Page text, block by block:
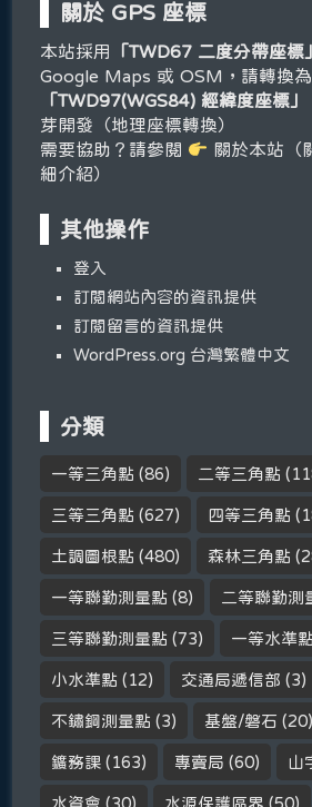
關於 GPS 座標
本站採用 「TWD67 二度分帶座標
Google Maps 或 OSM，請轉換為
「TWD97(WGS84) 經緯度座標」
芽開發（地理座標轉換）
需要協助？請參閱
關於本站（
細介紹）
其他操作
登入
訂閱網站內容的資訊提供
訂閱留言的資訊提供
WordPress.org 台灣繁體中文
分類
一等三角點 (86) 二等三角點
三等三角點 (627) 四等三角點
土調圖根點 (480) 森林三角點
一等聯勤測量點 (8) 二等聯勤測
三等聯勤測量點 (73) 一等水準點
小水準點 (12) 交通局遞信部 (3)
不鏽鋼測量點 (3) 基盤/磐石 (20)
鑛務課 (163) 專賣局 (60) 山
水資會 (30) 水源保護區界 (50)